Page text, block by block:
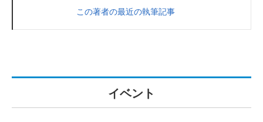
この著者の最近の執筆記事
イベント